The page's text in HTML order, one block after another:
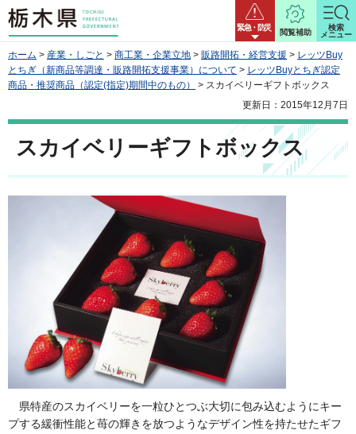
栃木県 緊急・防災
閲覧補助
検索
メニュー
ホーム > 産業・しごと > 商工業・企業立地 > 販路開拓・経営支援 > レッツBuy
とちぎ（新商品等調達・販路開拓支援事業）について > レッツBuyとちぎ認定
商品・推奨商品（認定(指定)期間中のもの）
> スカイベリーギフトボックス
更新日：2015年12月7日
スカイベリーギフトボックス
県特産のスカイベリーを一粒ひとつぶ大切に包み込むようにキー
プする緩衝性能と苺の輝きを放つようなデザイン性を持たせたギフ